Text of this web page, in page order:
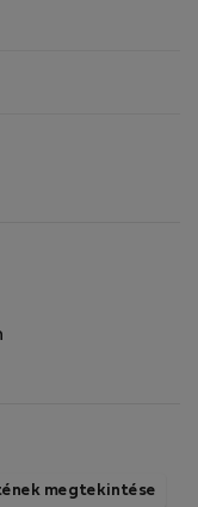
megtekintése